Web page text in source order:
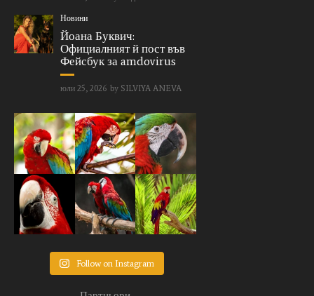
Новини
Йоана Буквич:
Официалният й пост във
Фейсбук за amdovirus
юли 25, 2026 by SILVIYA ANEVA
Follow on Instagram